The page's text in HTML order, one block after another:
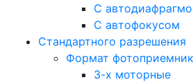
С
С автофокусом
Стандартного разрешения
Формат
3-х моторные